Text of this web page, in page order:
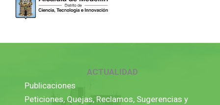
ACTUALIDAD
Publicaciones
Peticiones, Quejas, Reclamos, Sugerencias y